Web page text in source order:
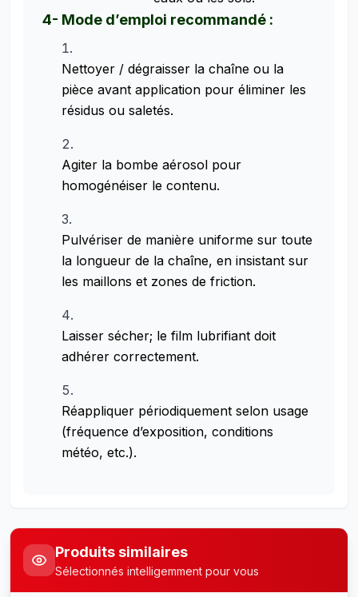
4- Mode d’emploi recommandé :
Nettoyer / dégraisser la chaîne ou la
pièce avant application pour éliminer les
résidus ou saletés.
Agiter la bombe aérosol pour
homogénéiser le contenu.
Pulvériser de manière uniforme sur toute
la longueur de la chaîne, en insistant sur
les maillons et zones de friction.
Laisser sécher; le film lubrifiant doit
adhérer correctement.
Réappliquer périodiquement selon usage
(fréquence d’exposition, conditions
météo, etc.).
Produits similaires
Sélectionnés intelligemment pour vous